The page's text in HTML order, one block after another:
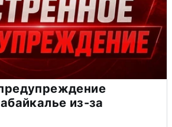
из-за